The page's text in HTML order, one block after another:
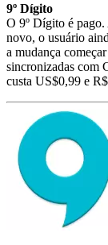
9º Dígito
O 9º Dígito é pago.
novo, o usuário
a mudança
sincronizadas com
custa US$0,99 e